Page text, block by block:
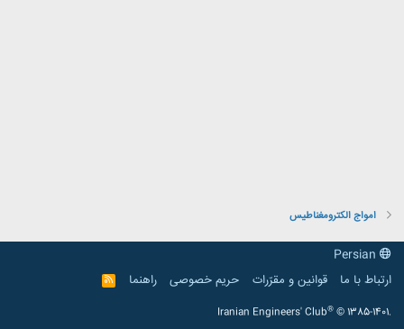
امواج الکترومغناطیس
ارتباط با ما
قوانین و مقرّرات حریم خصوصی راهنما
R
S
Iranian Engineers' Club® © 1385-1401.